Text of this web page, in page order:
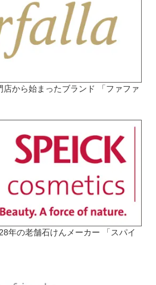
店から始まったブランド 「ファファ
年の老舗石けんメーカー 「スパイ